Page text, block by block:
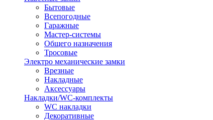
Бытовые
Всепогодные
Гаражные
Мастер-системы
Общего назначения
Тросовые
Электро механические замки
Врезные
Накладные
Аксессуары
Накладки/WC-комплекты
WC накладки
Декоративные